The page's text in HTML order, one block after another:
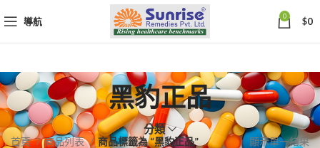
導航 0 $0
黑豹正品
分類
首頁 商品列表 商品標籤為 “黑豹正品” 顯示單一結果